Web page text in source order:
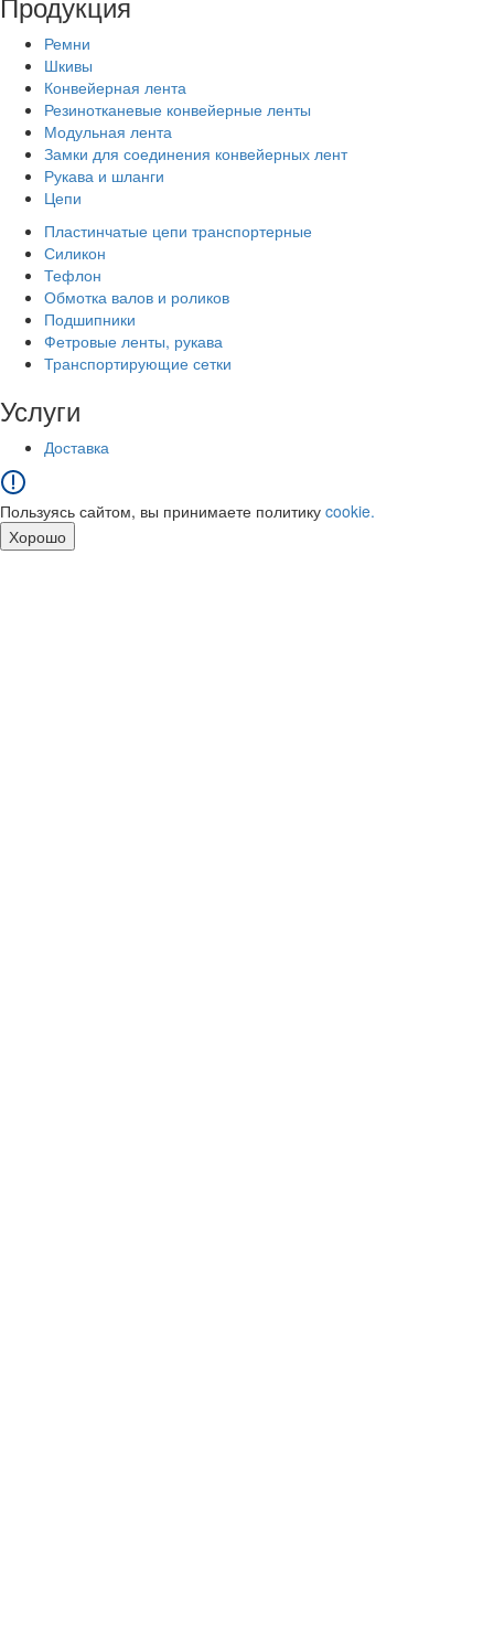
Ремни
Шкивы
Конвейерная лента
Резинотканевые конвейерные ленты
Модульная лента
Замки для соединения конвейерных лент
Рукава и шланги
Цепи
Пластинчатые цепи транспортерные
Силикон
Тефлон
Обмотка валов и роликов
Подшипники
Фетровые ленты, рукава
Транспортирующие сетки
Услуги
Доставка
Пользуясь сайтом, вы принимаете политику cookie.
Хорошо